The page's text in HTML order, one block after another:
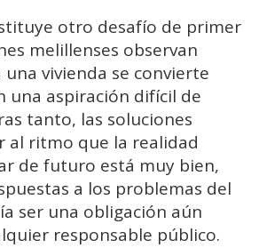
otro desafío de primer
melillenses observan
una vivienda se convierte
una aspiración difícil de
tanto, las soluciones
al ritmo que la realidad
de futuro está muy bien,
a los problemas del
ser una obligación aún
responsable público.